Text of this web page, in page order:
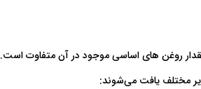
روغن های اساسی موجود در آن متفاوت است.
مختلف یافت می‌شوند: